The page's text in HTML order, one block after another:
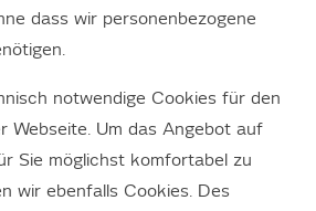
2024 erzielt: 150,9
Allzeithoch bei
– 2025: 467 Millionen
für sehr
dass wir personenbezogene
notwendige Cookies für den
Webseite. Um das Angebot auf
Sie möglichst komfortabel zu
wir ebenfalls Cookies. Des